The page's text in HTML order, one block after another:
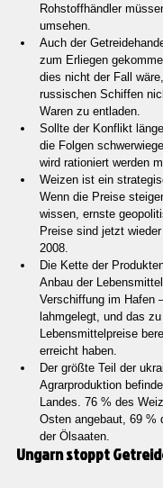
Rohstoffhändler
umsehen.
Auch der
zum Erliegen
dies nicht der Fall
russischen Schiffen
Waren zu entladen.
Sollte der Konflikt
die Folgen
wird rationiert werden
Weizen ist ein
Wenn die Preise
wissen, ernste
Preise sind jetzt
2008.
Die Kette der
Anbau der
Verschiffung im Hafen
lahmgelegt, und das
Lebensmittelpreise
erreicht haben.
Der größte Teil der
Agrarproduktion
Landes. 76 % des
Osten angebaut, 69 %
der Ölsaaten.
Ungarn stoppt